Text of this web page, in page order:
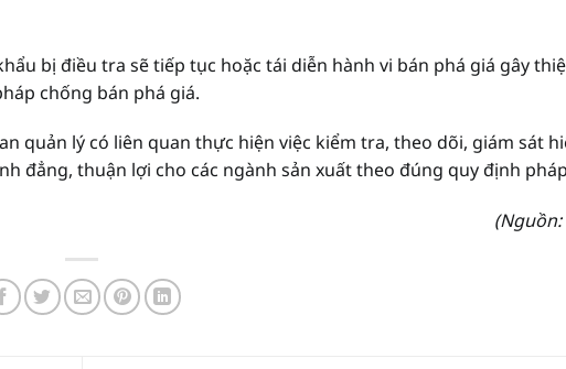
bị điều tra sẽ tiếp tục hoặc tái diễn hành vi bán phá giá gây
chống bán phá giá.
quản lý có liên quan thực hiện việc kiểm tra, theo dõi, giám sát
đẳng, thuận lợi cho các ngành sản xuất theo đúng quy định
(Nguồn: